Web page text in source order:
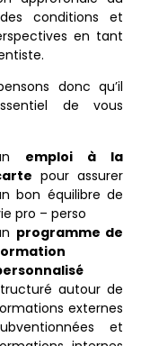
conditions et
en tant
donc qu’il
de vous
emploi à la
pour assurer
bon équilibre de
pro – perso
programme de
autour de
externes
et